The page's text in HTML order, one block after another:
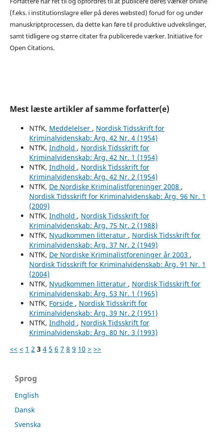
(f.eks. i institutionslagre eller på deres websted) forud for og under
manuskriptprocessen, da dette kan føre til produktive udvekslinger,
samt tidligere og større citater fra publicerede værker. Initiative for
Open Citations.
Mest læste artikler af samme forfatter(e)
NTfK, Meddelelser , Nordisk Tidsskrift for
Kriminalvidenskab: Årg. 42 Nr. 4 (1954)
NTfK, Indhold , Nordisk Tidsskrift for
Kriminalvidenskab: Årg. 42 Nr. 1 (1954)
NTfK, Indhold , Nordisk Tidsskrift for
Kriminalvidenskab: Årg. 42 Nr. 2 (1954)
NTfK, De Nordiske Kriminalistforeninger 2008 ,
Nordisk Tidsskrift for Kriminalvidenskab: Årg. 96 Nr. 1
(2009)
NTfK, Indhold , Nordisk Tidsskrift for
Kriminalvidenskab: Årg. 75 Nr. 2 (1988)
NTfK, Nyudkommen litteratur , Nordisk Tidsskrift for
Kriminalvidenskab: Årg. 37 Nr. 2 (1949)
NTfK, De Nordiske Kriminalistforeninger år 2003 ,
Nordisk Tidsskrift for Kriminalvidenskab: Årg. 91 Nr. 1
(2004)
NTfK, Nyudkommen litteratur , Nordisk Tidsskrift for
Kriminalvidenskab: Årg. 53 Nr. 1 (1965)
NTfK, Forside , Nordisk Tidsskrift for
Kriminalvidenskab: Årg. 39 Nr. 2 (1951)
NTfK, Indhold , Nordisk Tidsskrift for
Kriminalvidenskab: Årg. 80 Nr. 3 (1993)
<< < 1 2 3 4 5 6 7 8 9 10 > >>
Sprog
English
Dansk
Svenska